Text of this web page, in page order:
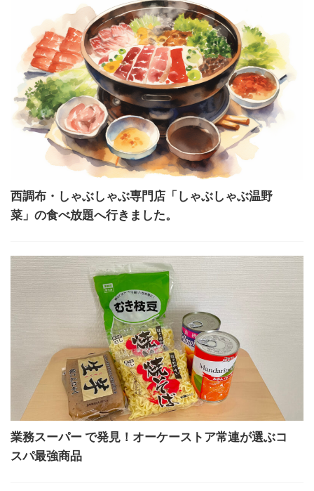
西調布・しゃぶしゃぶ専門店「しゃぶしゃぶ温野
菜」の食べ放題へ行きました。
業務スーパー で発見！オーケーストア常連が選ぶコ
スパ最強商品